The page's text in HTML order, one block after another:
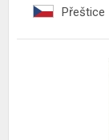
Přeštice